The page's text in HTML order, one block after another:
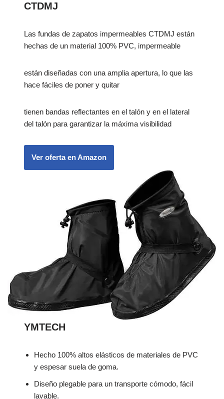
CTDMJ
Las fundas de zapatos impermeables CTDMJ están
hechas de un material 100% PVC, impermeable
están diseñadas con una amplia apertura, lo que las
hace fáciles de poner y quitar
tienen bandas reflectantes en el talón y en el lateral
del talón para garantizar la máxima visibilidad
Ver oferta en Amazon
YMTECH
Hecho 100% altos elásticos de materiales de PVC
y espesar suela de goma.
Diseño plegable para un transporte cómodo, fácil
lavable.